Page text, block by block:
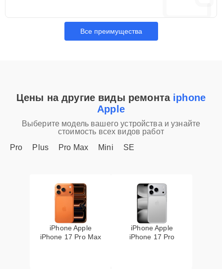
Все преимущества
Цены на другие виды ремонта iphone
Apple
Выберите модель вашего устройства и узнайте
стоимость всех видов работ
Pro
Plus Pro Max Mini SE
iPhone Apple
iPhone 17 Pro Max
iPhone Apple
iPhone 17 Pro